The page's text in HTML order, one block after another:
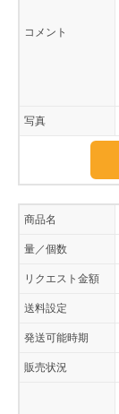
コメント
写真
商品名
量／個数
リクエスト金額
送料設定
発送可能時期
販売状況